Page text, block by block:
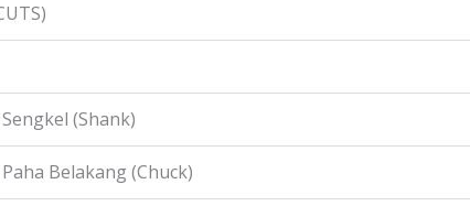
(Shank)
Belakang (Chuck)